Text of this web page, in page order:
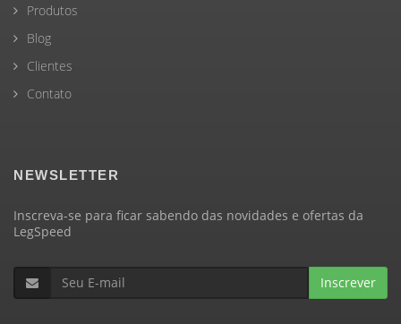
Produtos
Blog
Clientes
Contato
NEWSLETTER
Inscreva-se para ficar sabendo das novidades e ofertas da
LegSpeed
Inscrever